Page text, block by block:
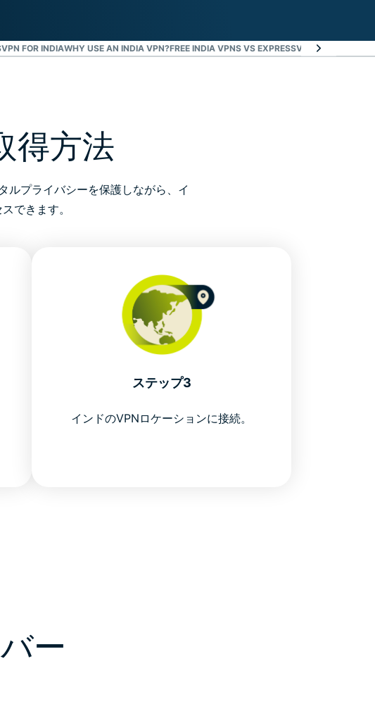
FOR INDIAWHY USE AN INDIA VPN?FREE INDIA VPNS VS EXPRESSVPN WHY
得方法
ルプライバシーを保護しながら、イ
できます。
ステップ3
インドのVPNロケーションに接続。
ー